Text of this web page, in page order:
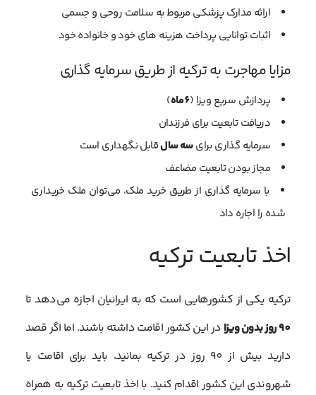
ارائه مدارک پزشکی مربوط به سلامت روحی و جسمی
اثبات توانایی پرداخت هزینه های خود و خانواده خود
مزایا مهاجرت به ترکیه از طریق سرمایه گذاری
پردازش سریع ویزا (6 ماه
)
دریافت تابعیت برای فرزندان
سرمایه گذاری برایسه سالقابل نگهداری است
مجاز بودن تابعیت مضاعف
با سرمایه گذاری از طریق خرید ملک، می‌توان ملک خریداری
شده را اجاره داد
اخذ تابعیت ترکیه
ترکیه یکی از کشورهایی است که به ایرانیان اجازه می‌دهد تا
90 روز بدون ویزا
در این کشور اقامت داشته باشند. اما اگر قصد
دارید بیش از 90 روز در ترکیه بمانید، باید برای اقامت یا
شهروندی این کشور اقدام کنید. با اخذ تابعیت ترکیه به همراه